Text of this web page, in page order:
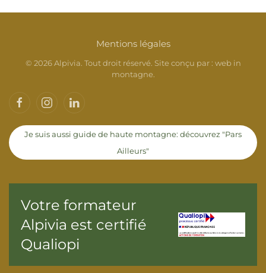
Mentions légales
© 2026Alpivia. Tout droit réservé. Site conçu par : web in
montagne.
Je suis aussi guide de haute montagne: découvrez "Pars
Ailleurs"
Votre formateur
Alpivia est certifié
Qualiopi